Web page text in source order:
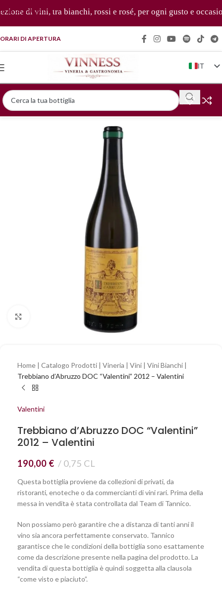
di vini, tra bianchi, rossi e rosé, per ogni gusto e occasione
Skip to navigation
ORARI DI APERTURA
IT
EN
FR
DE
Clicca per ingrandire
Home | Catalogo Prodotti | Vineria | Vini | Vini Bianchi |
Trebbiano d’Abruzzo DOC “Valentini” 2012 – Valentini
Valentini
Trebbiano d’Abruzzo DOC “Valentini”
2012 – Valentini
190,00 € 0,75 CL
Questa bottiglia proviene da collezioni di privati, da
ristoranti, enoteche o da commercianti di vini rari. Prima della
messa in vendita è stata controllata dal Team di Tannico.
Non possiamo però garantire che a distanza di tanti anni il
vino sia ancora perfettamente conservato. Tannico
garantisce che le condizioni della bottiglia sono esattamente
come da descrizione presente nella pagina del prodotto. La
vendita di questa bottiglia è quindi soggetta alla clausola
“come visto e piaciuto”.